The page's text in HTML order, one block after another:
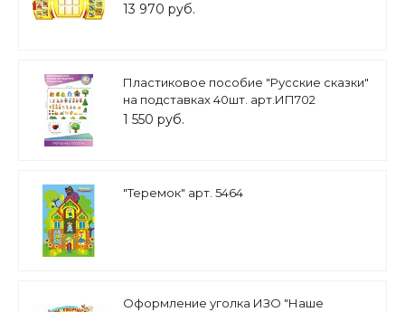
13 970 руб.
Пластиковое пособие "Русские сказки"
на подставках 40шт. арт.ИП702
1 550 руб.
"Теремок" арт. 5464
Оформление уголка ИЗО "Наше